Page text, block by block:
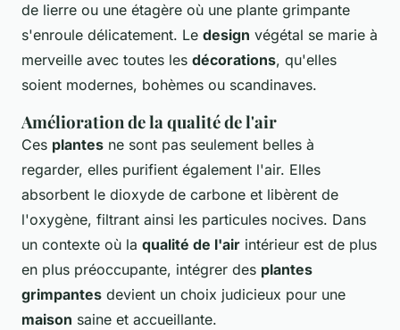
de lierre ou une étagère où une plante grimpante
s'enroule délicatement. Le design végétal se marie à
merveille avec toutes les décorations, qu'elles
soient modernes, bohèmes ou scandinaves.
Amélioration de la qualité de l'air
Ces plantes ne sont pas seulement belles à
regarder, elles purifient également l'air. Elles
absorbent le dioxyde de carbone et libèrent de
l'oxygène, filtrant ainsi les particules nocives. Dans
un contexte où la qualité de l'air intérieur est de plus
en plus préoccupante, intégrer des plantes
grimpantes devient un choix judicieux pour une
maison saine et accueillante.